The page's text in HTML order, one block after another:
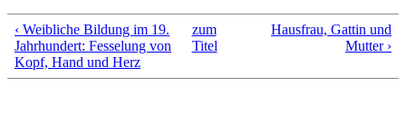
‹ Weibliche Bildung im 19.
Jahrhundert: Fesselung von
Kopf, Hand und Herz
zum
Titel
Hausfrau, Gattin und
Mutter ›